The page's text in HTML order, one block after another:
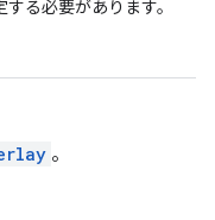
る必要があります。
。